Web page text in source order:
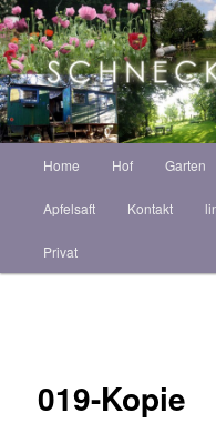
Zum
Inhalt
wechseln
ZINT ANNEKATRIN
Home Hof Garten
Apfelsaft Kontakt
Privat
019-Kopie